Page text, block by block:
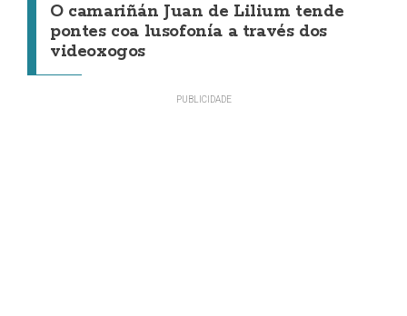
O camariñán Juan de Lilium tende
pontes coa lusofonía a través dos
videoxogos